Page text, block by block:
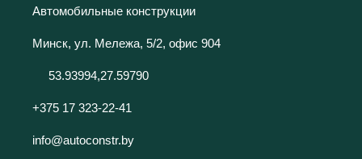
Автомобильные конструкции
Минск, ул. Мележа, 5/2, офис 904
53.93994,27.59790
+375 17 323-22-41
info@autoconstr.by